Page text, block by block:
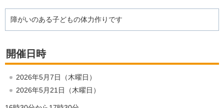
障がいのある子どもの体力作りです
開催日時
2026年5月7日（木曜日）
2026年5月21日（木曜日）